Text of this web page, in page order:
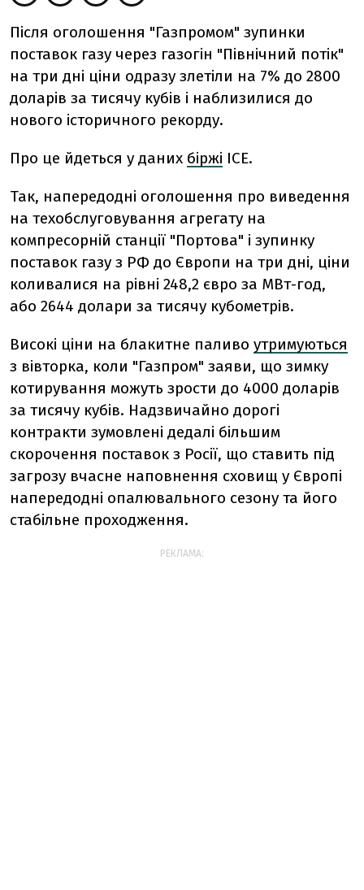
Після оголошення "Газпромом" зупинки
поставок газу через газогін "Північний потік"
на три дні ціни одразу злетіли на 7% до 2800
доларів за тисячу кубів і наблизилися до
нового історичного рекорду.
Про це йдеться у даних біржі ICE.
Так, напередодні оголошення про виведення
на техобслуговування агрегату на
компресорній станції "Портова" і зупинку
поставок газу з РФ до Європи на три дні, ціни
коливалися на рівні 248,2 євро за МВт-год,
або 2644 долари за тисячу кубометрів.
Високі ціни на блакитне паливо утримуються
з вівторка, коли "Газпром" заяви, що зимку
котирування можуть зрости до 4000 доларів
за тисячу кубів. Надзвичайно дорогі
контракти зумовлені дедалі більшим
скорочення поставок з Росії, що ставить під
загрозу вчасне наповнення сховищ у Європі
напередодні опалювального сезону та його
стабільне проходження.
РЕКЛАМА: